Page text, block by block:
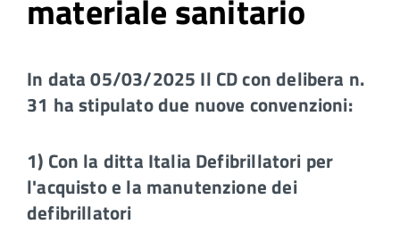
materiale sanitario
In data 05/03/2025 Il CD con delibera n.
31 ha stipulato due nuove convenzioni:
1) Con la ditta Italia Defibrillatori per
l'acquisto e la manutenzione dei
defibrillatori